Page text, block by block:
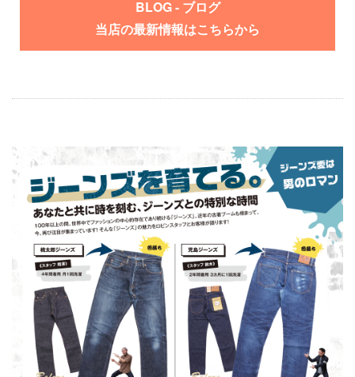
BLOG - ブログ
当店の最新情報はこちらから